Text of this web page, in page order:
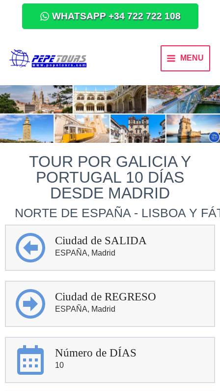
WHATSAPP +34 722 722 108
MENU
TOUR POR GALICIA Y
PORTUGAL 10 DÍAS
DESDE MADRID
NORTE DE ESPAÑA - LISBOA Y
Ciudad de SALIDA
ESPAÑA, Madrid
Ciudad de REGRESO
ESPAÑA, Madrid
Número de DÍAS
10